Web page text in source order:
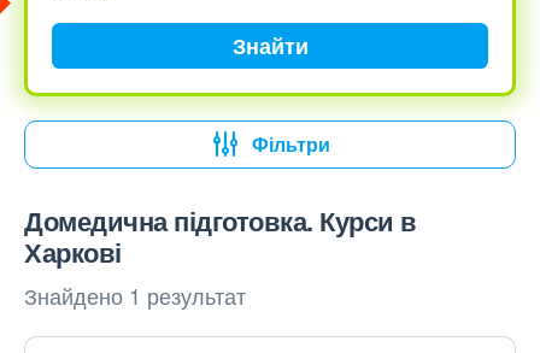
Знайти
Фільтри
Домедична підготовка. Курси в
Харкові
Знайдено 1 результат